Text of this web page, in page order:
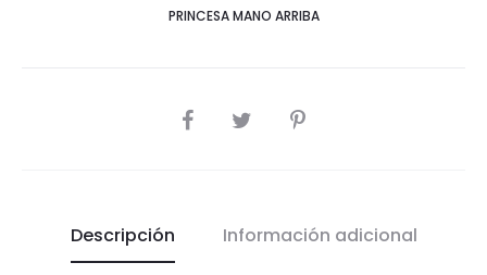
PRINCESA MANO ARRIBA
COMPARTIR
Descripción Información adicional